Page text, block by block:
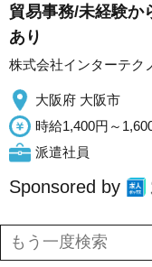
貿易事務/未経験か
あり
株式会社インターテク
大阪府 大阪市
時給1,400円～
派遣社員
Sponsored by